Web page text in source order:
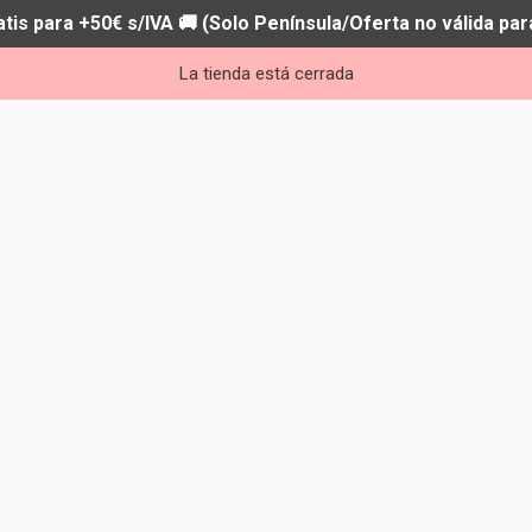
para +50€ s/IVA 🚚 (Solo Península/Oferta no válida
La tienda está cerrada